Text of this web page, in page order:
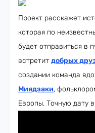
Проект расскажет
которая по
будет отправиться в
встретит добрых
создании команда
Миядзаки,
Европы. Точную дату